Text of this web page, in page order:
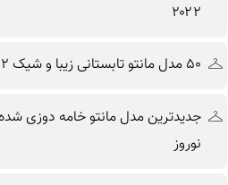
۲۰۲۲
۵۰ مدل مانتو تابستانی زیبا و شیک ۲۰۲۲
نوروز